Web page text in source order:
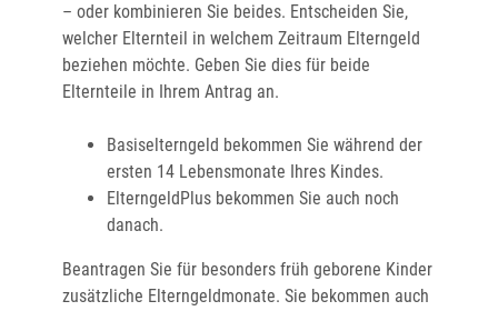
– oder kombinieren Sie beides. Entscheiden Sie,
welcher Elternteil in welchem Zeitraum Elterngeld
beziehen möchte. Geben Sie dies für beide
Elternteile in Ihrem Antrag an.
Basiselterngeld bekommen Sie während der
ersten 14 Lebensmonate Ihres Kindes.
ElterngeldPlus bekommen Sie auch noch
danach.
Beantragen Sie für besonders früh geborene Kinder
zusätzliche Elterngeldmonate. Sie bekommen auch